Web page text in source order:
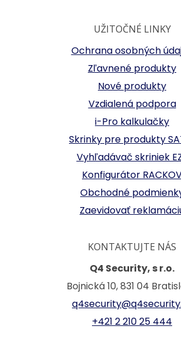
UŽITOČNÉ LINKY
Ochrana osobných
Zľavnené produkty
Nové produkty
Vzdialená podpora
i-Pro kalkulačky
Skrinky pre produkty
Vyhľadávač skriniek
Konfigurátor
Obchodné
Zaevidovať
KONTAKTUJTE NÁS
Q4 Security, s r.o.
Bojnická 10, 831 04
+421 2 210 25 444